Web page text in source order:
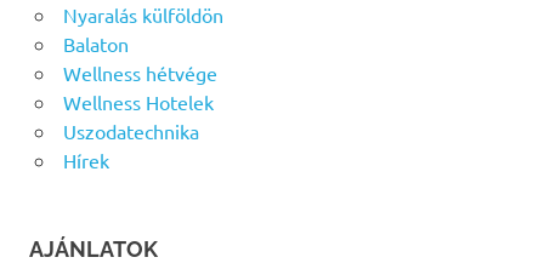
Nyaralás külföldön
Balaton
Wellness hétvége
Wellness Hotelek
Uszodatechnika
Hírek
AJÁNLATOK